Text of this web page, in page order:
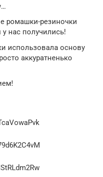
ромашки-резиночки
нас получились!
использовала основу
аккуратненько